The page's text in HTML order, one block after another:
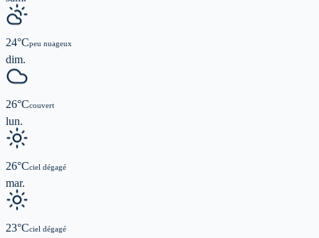
24°Cpeu nuageux
dim.
26°Ccouvert
lun.
26°Cciel dégagé
mar.
23°Cciel dégagé